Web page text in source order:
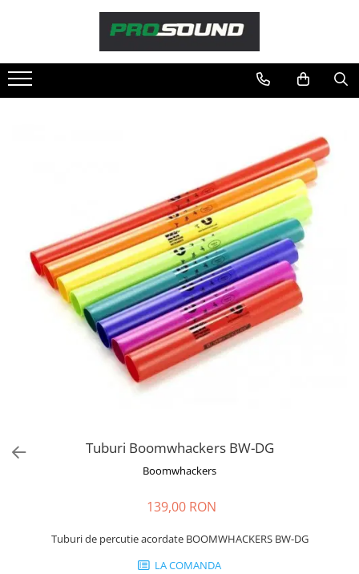
Sonorizare / PA
Par Led si Pinspot
Proiectoare
Instrumente Muzicale
Instrumente de percutie
Accesorii Pick-up si Vinyl
Cabluri adaptoare, cabluri Y
Cabluri de microfon
Tuburi Boomwhackers BW-DG
Boomwhackers
139,00 RON
Tuburi de percutie acordate BOOMWHACKERS BW-DG
LA COMANDA